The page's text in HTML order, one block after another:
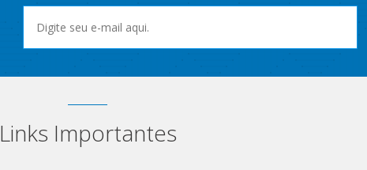
Links Importantes